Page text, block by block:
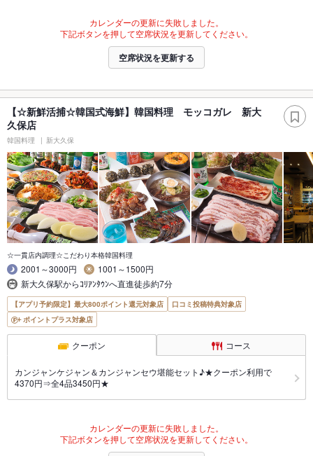
カレンダーの更新に失敗しました。
下記ボタンを押して空席状況を更新してください。
空席状況を更新する
【☆新鮮活捕☆韓国式海鮮】韓国料理 モッコガレ 新大
久保店
韓国料理 新大久保
☆一貫店内調理☆こだわり本格韓国料理
2001～3000円
1001～1500円
新大久保駅からｺﾘｱﾝﾀｳﾝへ直進徒歩約7分
【アプリ予約限定】最大800ポイント還元対象店
口コミ投稿特典対象店
ポイントプラス対象店
クーポン コース
カンジャンケジャン＆カンジャンセウ堪能セット♪★クーポン利用で
4370円⇒全4品3450円★
カレンダーの更新に失敗しました。
下記ボタンを押して空席状況を更新してください。